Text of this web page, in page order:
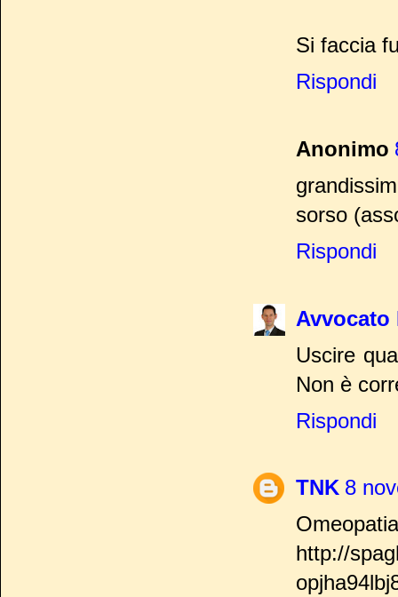
Si faccia
Rispondi
Anonimo
sorso
Rispondi
Avvocato
Uscire
Non è
Rispondi
TNK 8
http://